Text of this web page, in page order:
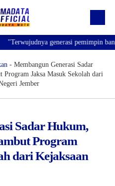
generasi pemimpin bangsa
- Membangun Generasi Sadar
Jaksa Masuk Sekolah dari
Jember
Sadar Hukum,
Program
dari Kejaksaan